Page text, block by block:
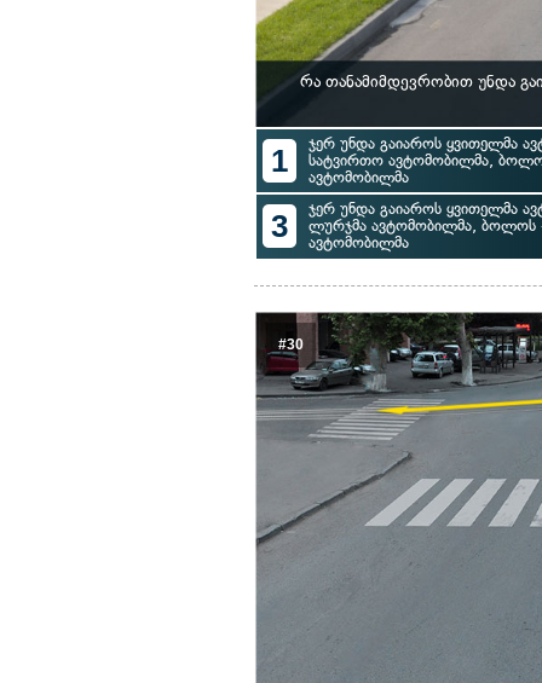
რა თანამიმდევრობით უნდა
1
ჯერ უნდა გაიაროს ყვითელმა
სატვირთო ავტომობილმა,
ავტომობილმა
3
ჯერ უნდა გაიაროს ყვითელმა
ლურჯმა ავტომობილმა, ბოლოს
ავტომობილმა
#30